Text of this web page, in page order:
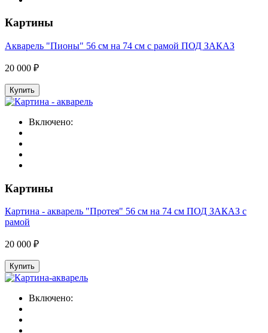
Картины
Акварель "Пионы" 56 см на 74 см с рамой ПОД ЗАКАЗ
20 000 ₽
Купить
Включено:
Картины
Картина - акварель "Протея" 56 см на 74 см ПОД ЗАКАЗ с
рамой
20 000 ₽
Купить
Включено: